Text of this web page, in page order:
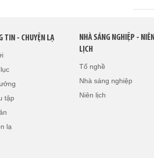
TIN - CHUYỆN LẠ
tập
lạ
NHÀ SÁNG NGHIỆP - NIÊN
LỊCH
Tổ nghề
Nhà sáng nghiệp
Niên lịch